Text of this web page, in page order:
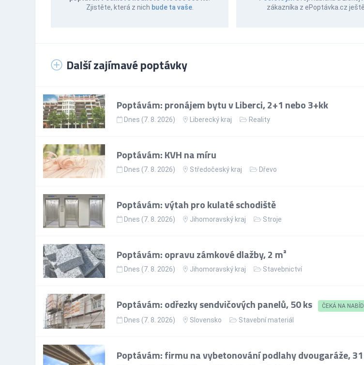
Zjistěte, která z nich bude ta vaše.
zákazníka z ePoptávka.cz
Další zajímavé poptávky
Poptávám: pronájem bytu v Liberci, 2+1 nebo 3+kk
Dnes (7. 8. 2026) Liberecký kraj Reality
Poptávám: KVH na míru
Dnes (7. 8. 2026) Středočeský kraj Dřevo
Poptávám: výtah pro kulaté schodiště
Dnes (7. 8. 2026) Jihomoravský kraj Stroje
Poptávám: opravu zámkové dlažby, 2 m²
Dnes (7. 8. 2026) Jihomoravský kraj Stavebnictví
Poptávám: odřezky sendvičových panelů, 50 ks ČEKÁ NA
Dnes (7. 8. 2026) Slovensko Stavební materiál
Poptávám: firmu na vybetonování podlahy dvougaráže,